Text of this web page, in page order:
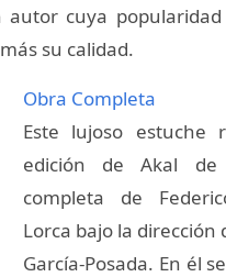
autor cuya
su calidad.
Obra Completa
Este lujoso estuche
edición de Akal
completa de
Lorca bajo la dirección
García-Posada. En él